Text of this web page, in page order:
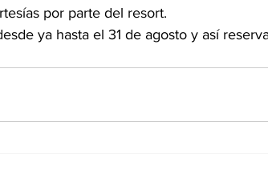
por parte del resort.
ya hasta el 31 de agosto y así